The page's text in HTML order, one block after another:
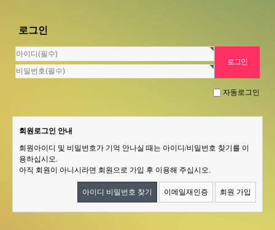
로그인
자동로그인
회원로그인 안내
회원아이디 및 비밀번호가 기억 안나실 때는 아이디/비밀번호 찾기를 이
용하십시오.
아직 회원이 아니시라면 회원으로 가입 후 이용해 주십시오.
아이디 비밀번호 찾기 이메일재인증 회원 가입